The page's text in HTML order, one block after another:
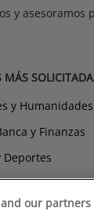
y
MÁS
y Humanidades
y Finanzas
Deportes
y Ocio
our